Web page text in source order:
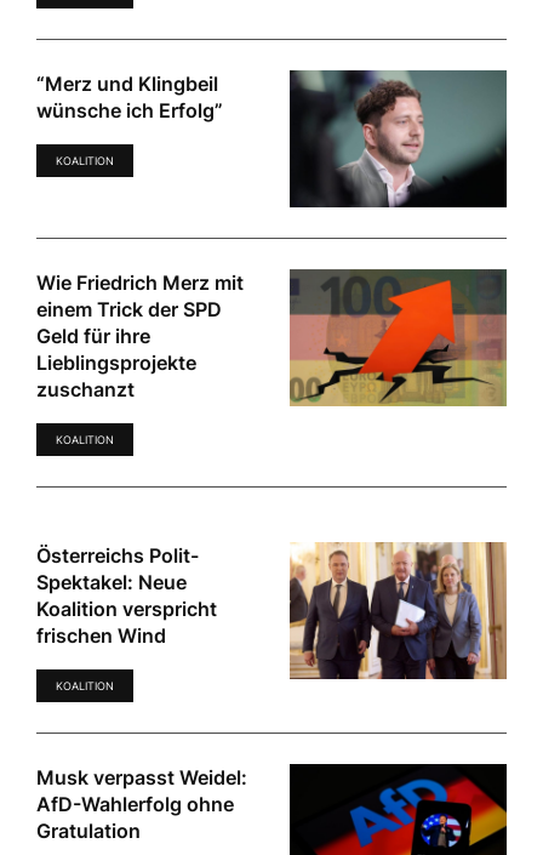
“Merz und Klingbeil
wünsche ich Erfolg”
KOALITION
Wie Friedrich Merz mit
einem Trick der SPD
Geld für ihre
Lieblingsprojekte
zuschanzt
KOALITION
Österreichs Polit-
Spektakel: Neue
Koalition verspricht
frischen Wind
KOALITION
Musk verpasst Weidel:
AfD-Wahlerfolg ohne
Gratulation